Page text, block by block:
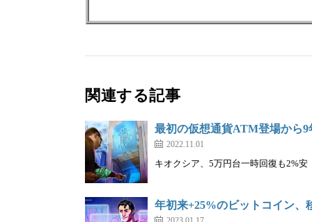
関連する記事
最初の仮想通貨ATM登場から
2022.11.01
キオクシア、5万円台一時回復も2%
年初来+25%のビットコイン、
2023.01.17